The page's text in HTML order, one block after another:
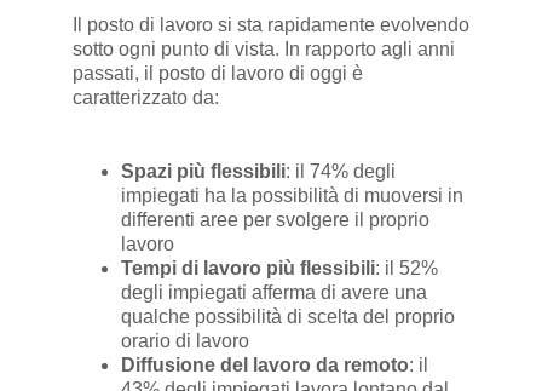
Il posto di lavoro si sta rapidamente evolvendo
sotto ogni punto di vista. In rapporto agli anni
passati, il posto di lavoro di oggi è
caratterizzato da:
Spazi più flessibili: il 74% degli
impiegati ha la possibilità di muoversi in
differenti aree per svolgere il proprio
lavoro
Tempi di lavoro più flessibili: il 52%
degli impiegati afferma di avere una
qualche possibilità di scelta del proprio
orario di lavoro
Diffusione del lavoro da remoto: il